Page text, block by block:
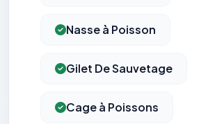
Nasse à Poisson
Gilet De Sauvetage
Cage à Poissons